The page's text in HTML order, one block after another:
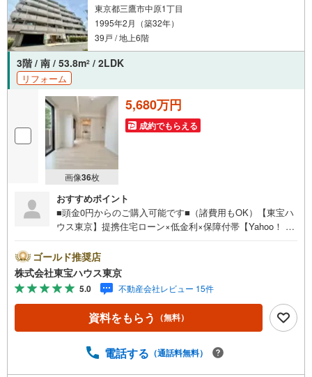
東京都三鷹市中原1丁目
1995年2月（築32年）
39戸 / 地上6階
3階 / 南 / 53.8m2 / 2LDK
リフォーム
画像36枚
5,680万円
成約でもらえる
おすすめポイント
■頭金0円からのご購入可能です■（諸費用もOK）【東宝ハ
ウス東京】提携住宅ローン×低金利×保障付帯【Yahoo！ 不
ayボーナスライトがもらえる「Yahoo！ 不動産 物件ご成約
キャンペーン」の対象になります。「資料をもらう」「見
学予約をする」ボタンからお問い合わせください。※必ずY
ahoo！ JAPAN IDでログインしてください。※PayPayボー
ナスライトは出金と譲渡はできません。ご案内・詳細な資
料のご請求はお気軽にどうぞ♪お電話でのお問い合わせも
ゴールド推奨店
株式会社東宝ハウス東京
5.0 不動産会社レビュー 15件
資料をもらう （無料）
電話する （通話料無料）